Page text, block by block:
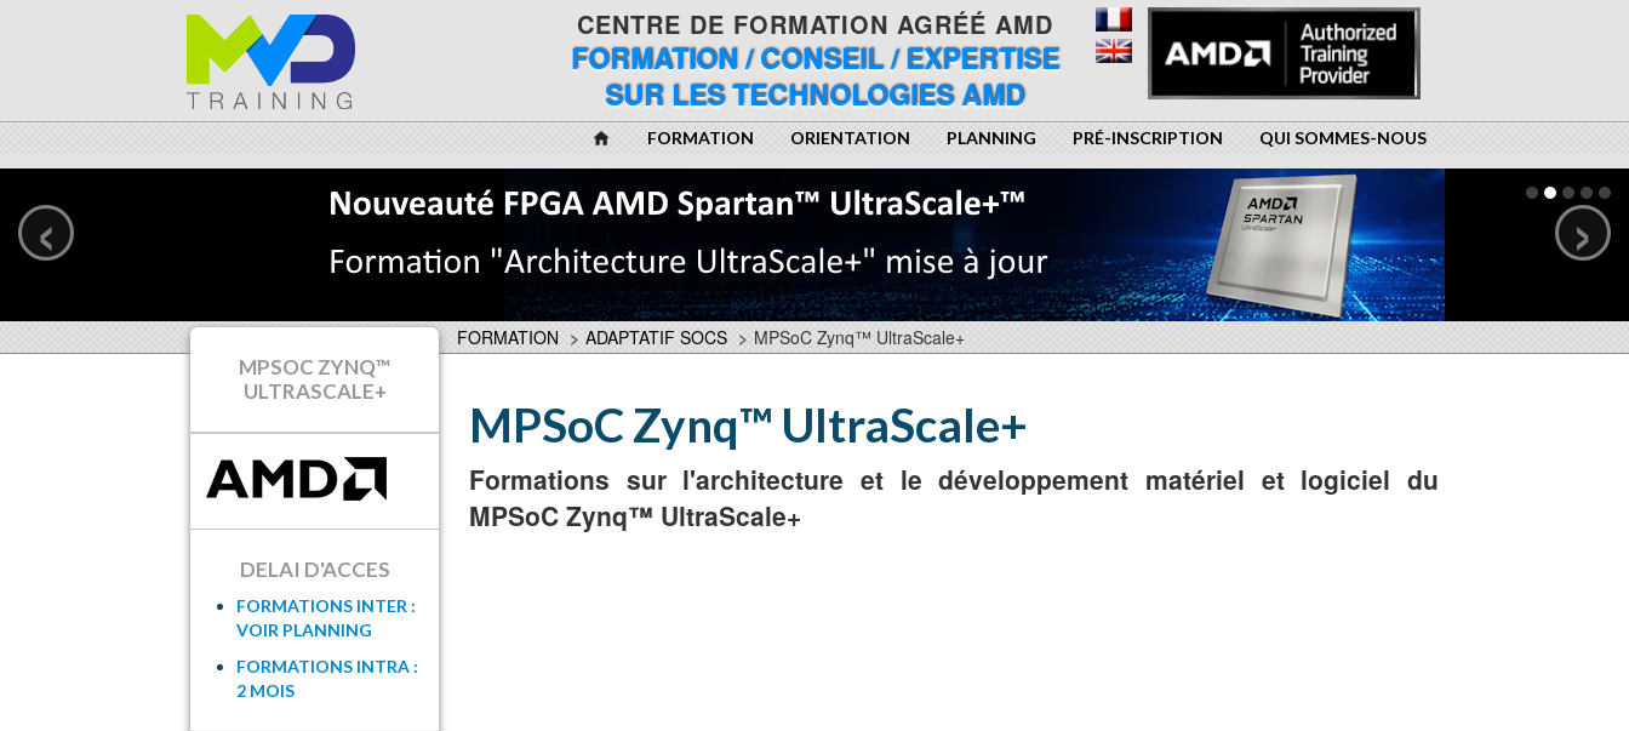
CENTRE DE FORMATION AGRÉÉ AMD
FORMATION / CONSEIL / EXPERTISE
SUR LES TECHNOLOGIES AMD
FORMATION ORIENTATION PLANNING PRÉ-INSCRIPTION QUI SOMMES-NOUS
‹ ›
FORMATION > ADAPTATIF SOCS > MPSoC Zynq™ UltraScale+
MPSoC Zynq™ UltraScale+
Formations sur l'architecture et le développement matériel et logiciel du
MPSoC Zynq™ UltraScale+
MPSOC ZYNQ™
ULTRASCALE+
DELAI D'ACCES
FORMATIONS INTER :
VOIR PLANNING
FORMATIONS INTRA :
2 MOIS